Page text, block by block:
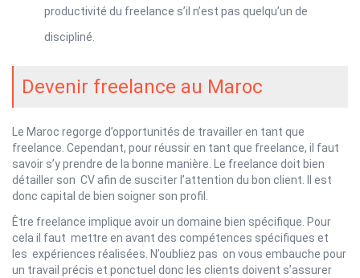
productivité du freelance s’il n’est pas quelqu’un de
discipliné.
Devenir freelance au Maroc
Le Maroc regorge d’opportunités de travailler en tant que
freelance. Cependant, pour réussir en tant que freelance, il faut
savoir s’y prendre de la bonne manière. Le freelance doit bien
détailler son CV afin de susciter l’attention du bon client. Il est
donc capital de bien soigner son profil.
Être freelance implique avoir un domaine bien spécifique. Pour
cela il faut mettre en avant des compétences spécifiques et
les expériences réalisées. N’oubliez pas on vous embauche pour
un travail précis et ponctuel donc les clients doivent s’assurer